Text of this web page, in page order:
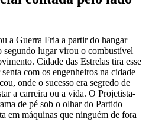
a Guerra Fria a partir do hangar
segundo lugar virou o combustível
Cidade das Estrelas tira esse
com os engenheiros na cidade
onde o sucesso era segredo de
a carreira ou a vida. O Projetista-
de pé sob o olhar do Partido
em máquinas que ninguém de fora